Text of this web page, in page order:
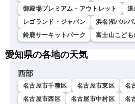
御殿場プレミアム・アウトレット
道
レゴランド・ジャパン
浜名湖パルパ
鈴鹿サーキットパーク
富士山こども
愛知県の各地の天気
西部
名古屋市千種区 名古屋市東区
名
名古屋市西区
名古屋市中村区 名